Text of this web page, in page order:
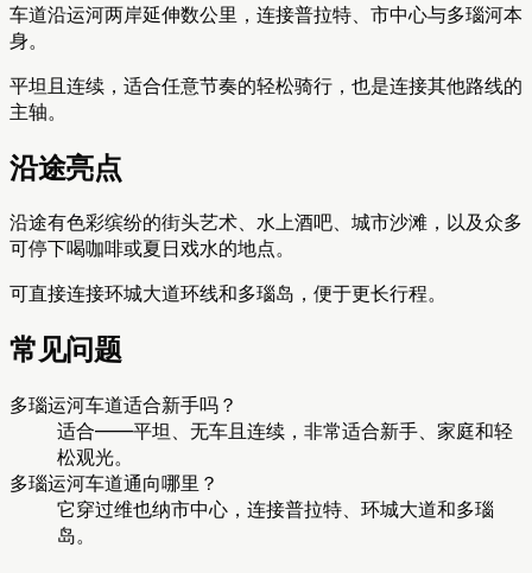
车道沿运河两岸延伸数公里，连接普拉特、市中心与多瑙河本
身。
平坦且连续，适合任意节奏的轻松骑行，也是连接其他路线的
主轴。
沿途亮点
沿途有色彩缤纷的街头艺术、水上酒吧、城市沙滩，以及众多
可停下喝咖啡或夏日戏水的地点。
可直接连接环城大道环线和多瑙岛，便于更长行程。
常见问题
多瑙运河车道适合新手吗？
适合——平坦、无车且连续，非常适合新手、家庭和轻
松观光。
多瑙运河车道通向哪里？
它穿过维也纳市中心，连接普拉特、环城大道和多瑙
岛。